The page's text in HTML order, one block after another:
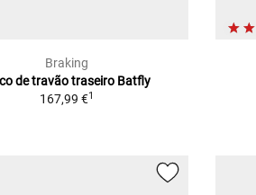
Braking
de travão traseiro Batfly
167,99 €1